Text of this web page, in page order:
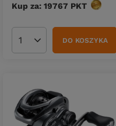
Kup za: 19767 PKT
Ilość produktówDO KOSZYKA